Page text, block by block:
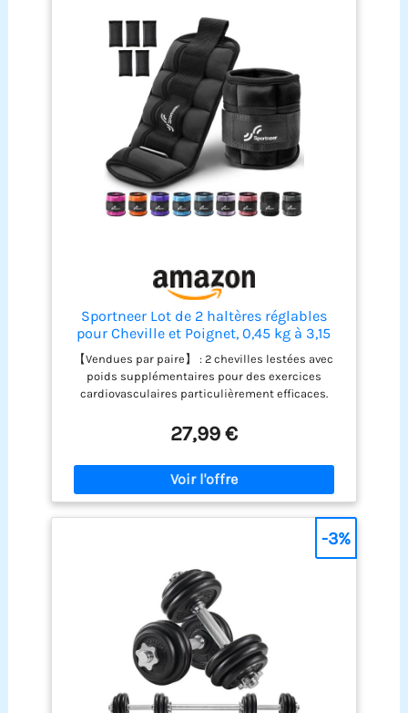
Sportneer Lot de 2 haltères réglables
pour Cheville et Poignet, 0,45 kg à 3,15
kg, Noir
【Vendues par paire】 : 2 chevilles lestées avec
poids supplémentaires pour des exercices
cardiovasculaires particulièrement efficaces.
total avec les deux : 0,45 kg à 3,2 kg. Poids
réglables : 5 sacs de poids individuels, chaque
sac pèse environ 0,23 kg, de sorte que le poids
total peut être ajusté de 0,45 kg à 3,2 kg selon
l'intensité souhaitée. Les poids de cheville sont le
choix parfait pour les débutants car vous pouvez
augmenter progressivement le poids. Parfait pour
fonction de l'intensité que vous souhaitez. Peut
être utilisé pour entraîner la force dans la moitié
inférieure du corps, pour l'entraînement à la
maison, la marche, le jogging, le crossfit, ou tout
autre exercice de fitness. 【Taille unique】 : avec
des sangles Velcro facilement réglables, qui
peuvent être parfaitement adaptées à chaque
poignet et cheville. Qualité et confort : la coque
extérieure est fabriquée en néoprène avec des
27,99 €
-3%